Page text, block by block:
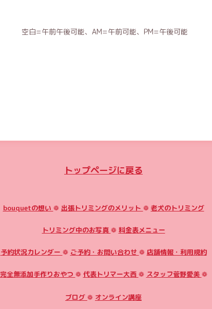
空白=午前午後可能、AM=午前可能、PM=午後可能
トップページに戻る
bouquetの想い ❁ 出張トリミングのメリット ❁ 老犬のトリミング
トリミング中のお写真 ❁ 料金表メニュー
予約状況カレンダー ❁ ご予約・お問い合わせ ❁ 店舗情報・利用規約
完全無添加手作りおやつ ❁ 代表トリマー大西 ❁ スタッフ菅野愛美 ❁
ブログ ❁ オンライン講座